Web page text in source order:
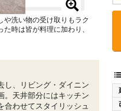
や洗い物の受け取りもラク
時は皆が料理に加わり、
し、リビング・ダイニン
。天井部分にはキッチン
わせてスタイリッシュ